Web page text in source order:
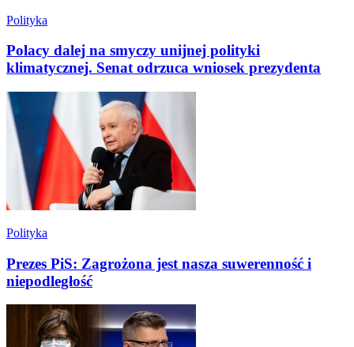
Polityka
Polacy dalej na smyczy unijnej polityki
klimatycznej. Senat odrzuca wniosek prezydenta
Polityka
Prezes PiS: Zagrożona jest nasza suwerenność i
niepodległość